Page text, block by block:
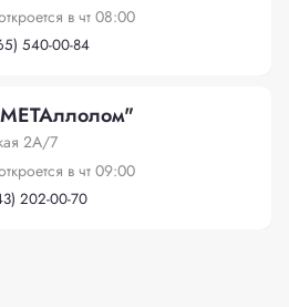
в чт 08:00
540-00-84
2А/7
в чт 09:00
202-00-70